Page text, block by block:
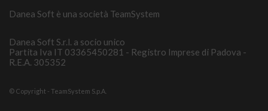
Danea Soft è una società TeamSystem
Danea Soft S.r.l. a socio unico
Partita Iva IT 03365450281 - Registro Imprese di Padova -
R.E.A. 305352
© Copyright - TeamSystem S.p.A.